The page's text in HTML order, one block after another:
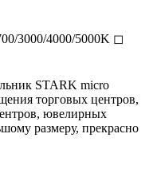
3000/4000/5000K ◻
STARK micro
торговых центров,
ювелирных
размеру, прекрасно